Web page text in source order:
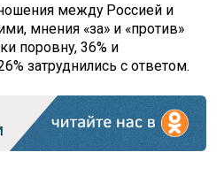
между Россией и
мнения «за» и «против»
поровну, 36% и
затруднились с ответом.